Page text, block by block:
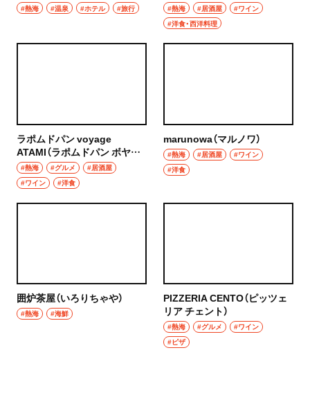
#熱海 #温泉 #ホテル #旅行 #熱海 #居酒屋
#ワイン
#洋食・西洋料理
ラポムドパン voyage
ATAMI（ラポムドパン ボヤー
ジュ アタミ）
#熱海 #グルメ
#居酒屋
#ワイン
#洋食
marunowa（マルノワ）
#熱海 #居酒屋
#ワイン
#洋食
囲炉茶屋（いろりちゃや）
#熱海 #海鮮
PIZZERIA CENTO（ピッツェ
リア チェント）
#熱海 #グルメ
#ワイン
#ピザ